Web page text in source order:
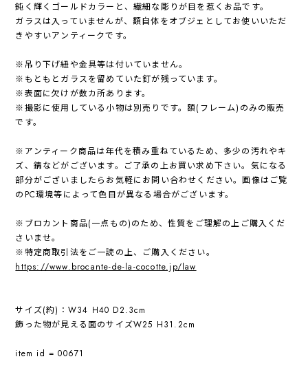
鈍く輝くゴールドカラーと、繊細な彫りが目を惹くお品です。
ガラスは入っていませんが、額自体をオブジェとしてお使いいただ
きやすいアンティークです。
※吊り下げ紐や金具等は付いていません。
※もともとガラスを留めていた釘が残っています。
※表面に欠けが数カ所あります。
※撮影に使用している小物は別売りです。額(フレーム)のみの販売
です。
※アンティーク商品は年代を積み重ねているため、多少の汚れやキ
ズ、錆などがございます。ご了承の上お買い求め下さい。気になる
部分がございましたらお気軽にお問い合わせください。画像はご覧
のPC環境等によって色目が異なる場合がございます。
※ブロカント商品(一点もの)のため、性質をご理解の上ご購入くだ
さいませ。
※特定商取引法をご一読の上、ご購入ください。
https://www.brocante-de-la-cocotte.jp/law
サイズ(約)：W34 H40 D2.3cm
飾った物が見える面のサイズW25 H31.2cm
item id = 00671